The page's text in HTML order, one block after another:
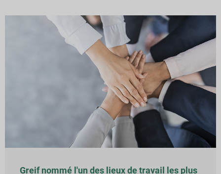
Greif nommé l'un des lieux de travail les plus